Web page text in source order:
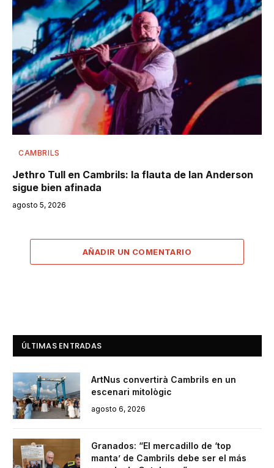
CAMBRILS
Jethro Tull en Cambrils: la flauta de Ian Anderson
sigue bien afinada
agosto 5, 2026
AÑADIR UN COMENTARIO
ÚLTIMAS ENTRADAS
ArtNus convertirà Cambrils en un
escenari mitològic
agosto 6, 2026
Granados: “El mercadillo de ‘top
manta’ de Cambrils debe ser el más